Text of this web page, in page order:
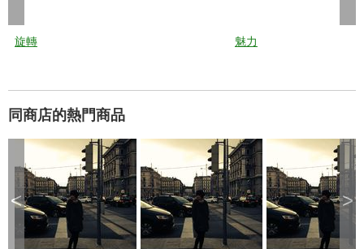
旋轉 魅力
同商店的熱門商品
< >